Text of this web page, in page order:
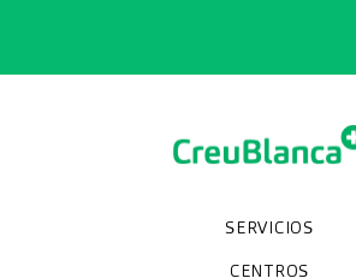
SERVICIOS
Especialidades
Diagnóstico por la
Chequeos y revisiones
UnidadesCENTROS